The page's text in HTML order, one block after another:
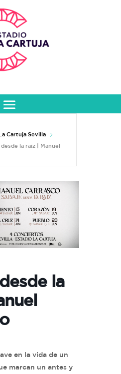
Cartuja Sevilla
desde la raíz | Manuel
la
en la vida de un
marcan un antes y